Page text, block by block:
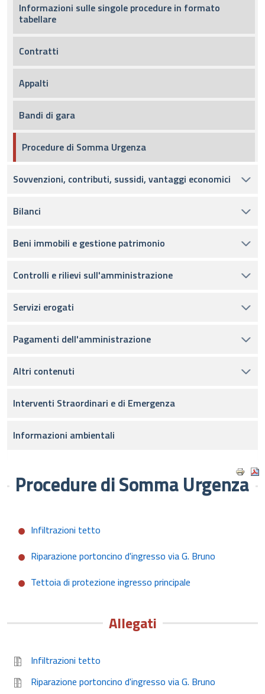
Informazioni sulle singole procedure in formato
tabellare
Contratti
Appalti
Bandi di gara
Procedure di Somma Urgenza
Sovvenzioni, contributi, sussidi, vantaggi economici
Bilanci
Beni immobili e gestione patrimonio
Controlli e rilievi sull'amministrazione
Servizi erogati
Pagamenti dell'amministrazione
Altri contenuti
Interventi Straordinari e di Emergenza
Informazioni ambientali
Procedure di Somma Urgenza
Infiltrazioni tetto
Riparazione portoncino d'ingresso via G. Bruno
Tettoia di protezione ingresso principale
Allegati
Infiltrazioni tetto
Riparazione portoncino d'ingresso via G. Bruno